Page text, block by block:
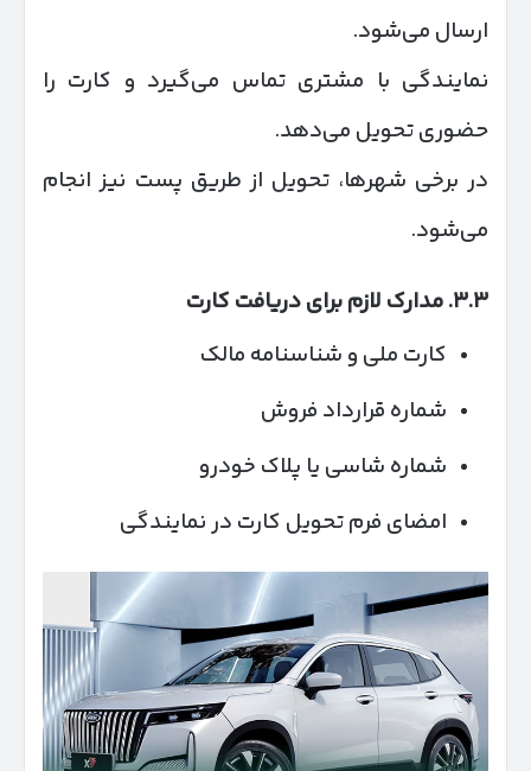
ارسال می‌شود.
نمایندگی با مشتری تماس می‌گیرد و کارت را
حضوری تحویل می‌دهد.
در برخی شهرها، تحویل از طریق پست نیز انجام
می‌شود.
۳.۳.مدارک لازم برای دریافت کارت
کارت ملی و شناسنامه مالک
شماره قرارداد فروش
شماره شاسی یا پلاک خودرو
امضای فرم تحویل کارت در نمایندگی